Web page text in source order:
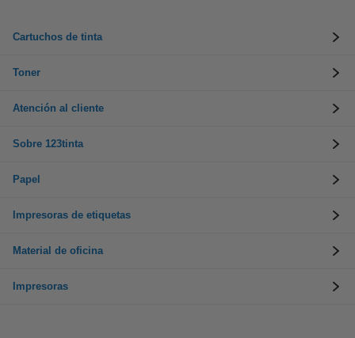
Cartuchos de tinta
Toner
Atención al cliente
Sobre 123tinta
Papel
Impresoras de etiquetas
Material de oficina
Impresoras